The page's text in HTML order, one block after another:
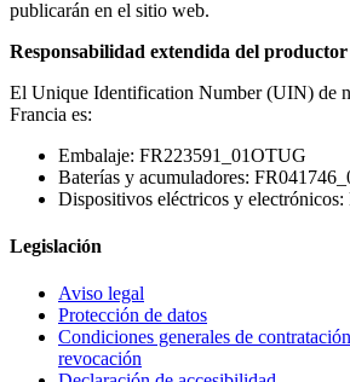
publicarán en el sitio web.
Responsabilidad extendida del productor
El Unique Identification Number (UIN) de
Francia es:
Embalaje: FR223591_01OTUG
Baterías y acumuladores:
Dispositivos eléctricos y
Legislación
Aviso legal
Protección de datos
Condiciones generales de
revocación